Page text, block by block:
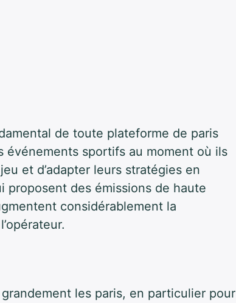
de toute plateforme de paris
événements sportifs au moment où ils
et d’adapter leurs stratégies en
proposent des émissions de haute
considérablement la
les paris, en particulier pour